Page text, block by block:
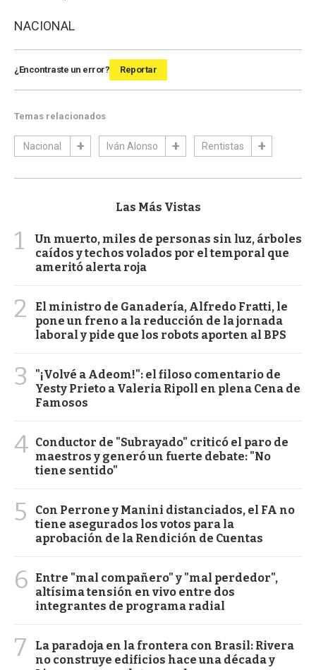
NACIONAL
¿Encontraste un error? Reportar
Temas relacionados
Nacional Iván Alonso Rentistas
Las Más Vistas
1
Un muerto, miles de personas sin luz, árboles
caídos y techos volados por el temporal que
ameritó alerta roja
2
El ministro de Ganadería, Alfredo Fratti, le
pone un freno a la reducción de la jornada
laboral y pide que los robots aporten al BPS
3
"¡Volvé a Adeom!": el filoso comentario de
Yesty Prieto a Valeria Ripoll en plena Cena de
Famosos
4 Conductor de "Subrayado" criticó el paro de
maestros y generó un fuerte debate: "No
tiene sentido"
5
Con Perrone y Manini distanciados, el FA no
tiene asegurados los votos para la
aprobación de la Rendición de Cuentas
6
Entre "mal compañero" y "mal perdedor",
altísima tensión en vivo entre dos
integrantes de programa radial
7
La paradoja en la frontera con Brasil: Rivera
no construye edificios hace una década y